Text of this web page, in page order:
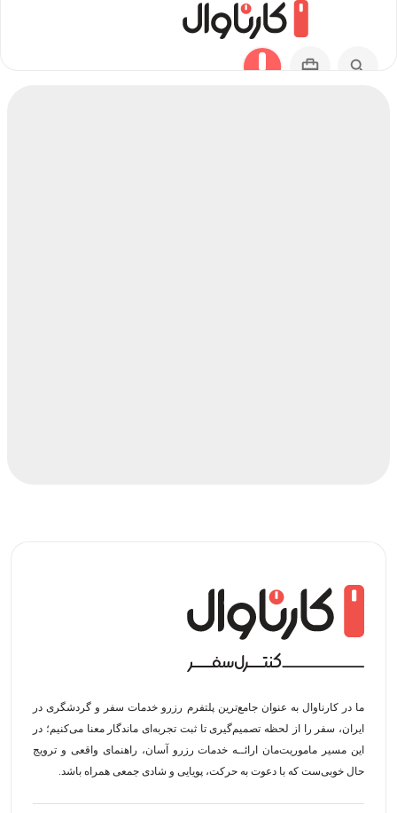
ما در کارناوال به عنوان جامع‌ترین پلتفرم رزرو خدمات سفر و گردشگری در
ایران، سفر را از لحظه‌ تصمیم‌گیری تا ثبت تجربه‌ای ماندگار معنا می‌کنیم؛ در
این مسیر‍ ماموریت‌مان اراﺋــﻪ خدمات رزرو آسان، راهنمای واقعی و ترویج
حال خوبی‌ست که با دعوت به حرکت، پویایی و شادی جمعی همراه باشد.